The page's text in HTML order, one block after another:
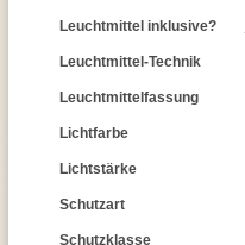
Leuchtmittel inklusive?
Leuchtmittel-Technik
Leuchtmittelfassung
Lichtfarbe
Lichtstärke
Schutzart
Schutzklasse